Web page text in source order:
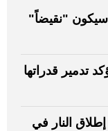
سيكون "نقيضاً"
تدمير قدراتها
النار في